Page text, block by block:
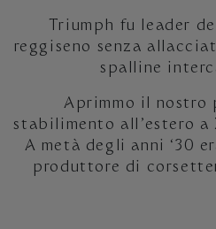
Triumph fu leader
reggiseno senza
spalline
Aprimmo il nostro
stabilimento all’estero a
A metà degli anni ‘30
produttore di